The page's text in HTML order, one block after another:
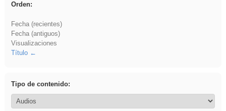
Orden:
Fecha (recientes)
Fecha (antiguos)
Visualizaciones
Título
Tipo de contenido: